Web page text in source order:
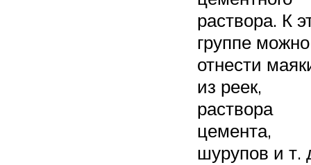
раствора. К
группе можно
отнести
из реек,
раствора
цемента,
шурупов и т.